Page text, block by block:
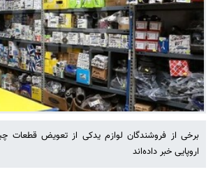
برخی از فروشندگان لوازم یدکی از تعویض قطعات
اروپایی خبر داده‌اند